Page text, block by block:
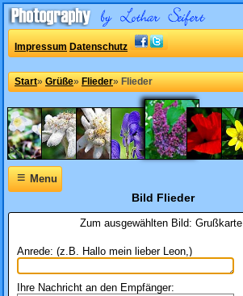
Impressum Datenschutz
Start» Grüße» Flieder» Flieder
≡Menu
Bild Flieder
Zum ausgewählten Bild:
Anrede: (z.B. Hallo mein lieber Leon,)
Ihre Nachricht an den Empfänger: